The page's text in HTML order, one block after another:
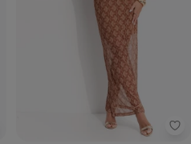
- Vestido Canelado Azul